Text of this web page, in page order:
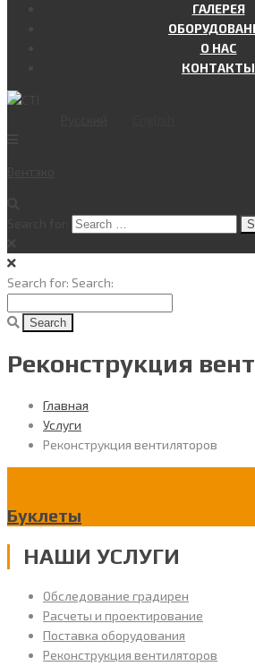
ГАЛЕРЕЯ
О НАС
КОНТАКТЫ
Search for: Search:
Реконструкция
Главная
Услуги
Реконструкция вентиляторов
Буклеты
НАШИ УСЛУГИ
Обследование градирен
Расчеты и проектирование
Поставка оборудования
Реконструкция вентиляторов